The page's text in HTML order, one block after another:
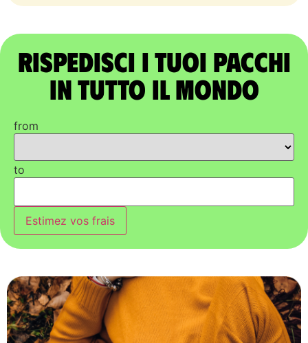
Rispedisci i tuoi pacchi
in tutto il mondo
from
to
Estimez vos frais